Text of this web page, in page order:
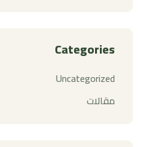
Categories
Uncategorized
مقالات